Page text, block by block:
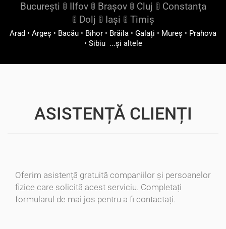
București 🚦 Ilfov🚦 Brașov🚦 Cluj 🚦 Constanța
🚦 Dolj 🚦 Iași 🚦 Timiș
Arad • Argeș • Bacău • Bihor • Brăila • Galați • Mureș • Prahova
• Sibiu ...și altele
ASISTENȚĂ CLIENȚI
Oferim asistență gratuită companiilor și persoanelor
fizice care solicită acest serviciu. Completați
formularul de mai jos pentru a fi contactați.